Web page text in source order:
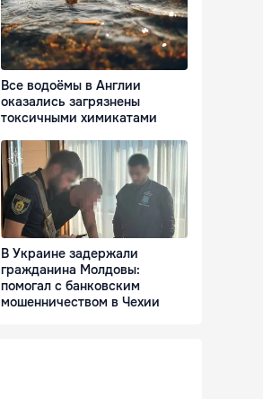
Все водоёмы в Англии
оказались загрязнены
токсичными химикатами
В Украине задержали
гражданина Молдовы:
помогал с банковским
мошенничеством в Чехии